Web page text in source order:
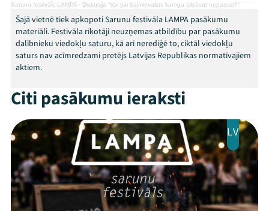
Ziedo
Veikals
ThreadsFacebookYoutube
X Instagram
Flick TikTok
Sarunu festivāls LAMPA · Diskusija “Vai var kaimiņvalsts karogu izkrāsot nepareizi?”
Šajā vietnē tiek apkopoti Sarunu festivāla LAMPA pasākumu
materiāli. Festivāla rīkotāji neuzņemas atbildību par pasākumu
dalībnieku viedokļu saturu, kā arī nerediģē to, ciktāl viedokļu
saturs nav acīmredzami pretējs Latvijas Republikas normatīvajiem
aktiem.
Citi pasākumu ieraksti
LV